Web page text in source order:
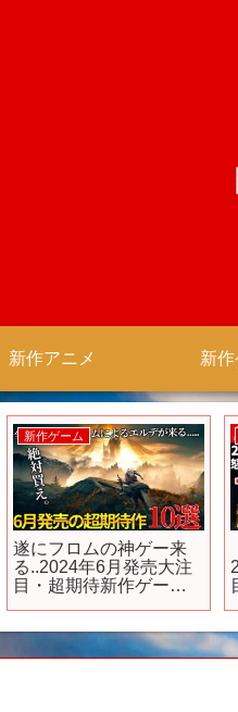
新作アニメ 新作
新作ゲーム
遂にフロムの神ゲー来
る..2024年6月発売大注
目・超期待新作ゲーム
DLC、真・女神転生や
期待されていた神ゲー